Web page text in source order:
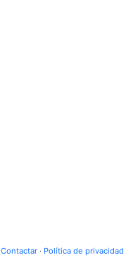
Contactar · Política de privacidad